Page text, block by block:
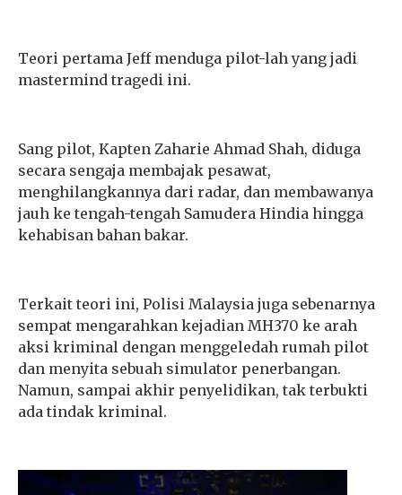
Teori pertama Jeff menduga pilot-lah yang jadi
mastermind tragedi ini.
Sang pilot, Kapten Zaharie Ahmad Shah, diduga
secara sengaja membajak pesawat,
menghilangkannya dari radar, dan membawanya
jauh ke tengah-tengah Samudera Hindia hingga
kehabisan bahan bakar.
Terkait teori ini, Polisi Malaysia juga sebenarnya
sempat mengarahkan kejadian MH370 ke arah
aksi kriminal dengan menggeledah rumah pilot
dan menyita sebuah simulator penerbangan.
Namun, sampai akhir penyelidikan, tak terbukti
ada tindak kriminal.